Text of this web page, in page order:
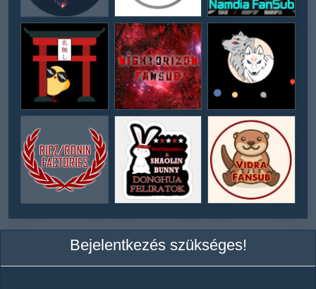
Bejelentkezés szükséges!